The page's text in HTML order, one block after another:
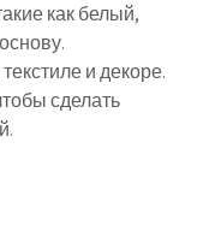
как белый,
и декоре.
сделать